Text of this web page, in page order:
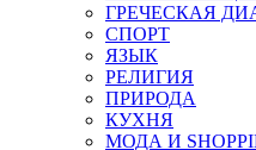
ГРЕЧЕСКАЯ
СПОРТ
ЯЗЫК
РЕЛИГИЯ
ПРИРОДА
КУХНЯ
МОДА И